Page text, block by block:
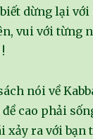
dừng lại
vui với từng
nói về
cao phải
xảy ra với bạn